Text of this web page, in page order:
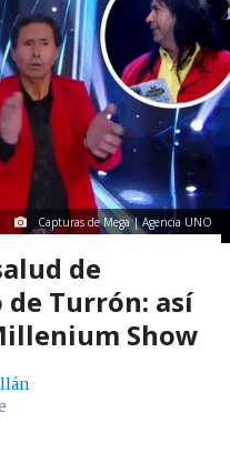
Capturas de Mega | Agencia UNO
de
Turrón: así
Show